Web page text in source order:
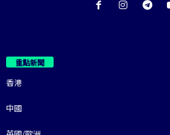
重點新聞
香港
中國